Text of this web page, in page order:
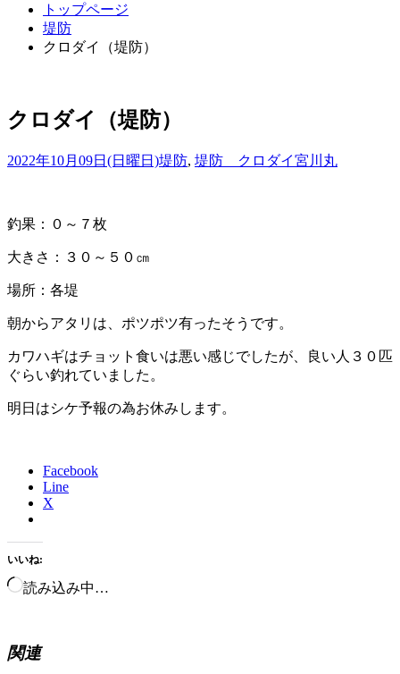
トップページ
堤防
クロダイ（堤防）
クロダイ（堤防）
2022年10月09日(日曜日)堤防, 堤防 クロダイ宮川丸
釣果：０～７枚
大きさ：３０～５０㎝
場所：各堤
朝からアタリは、ポツポツ有ったそうです。
カワハギはチョット食いは悪い感じでしたが、良い人３０匹
ぐらい釣れていました。
明日はシケ予報の為お休みします。
Facebook
Line
X
いいね:
読み込み中…
関連